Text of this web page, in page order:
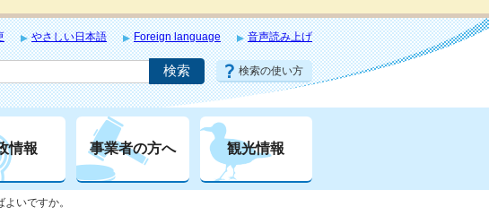
やさしい日本語 Foreign language 音声読み上げ
検索の使い方
情報 事業者の方へ 観光情報
いですか。